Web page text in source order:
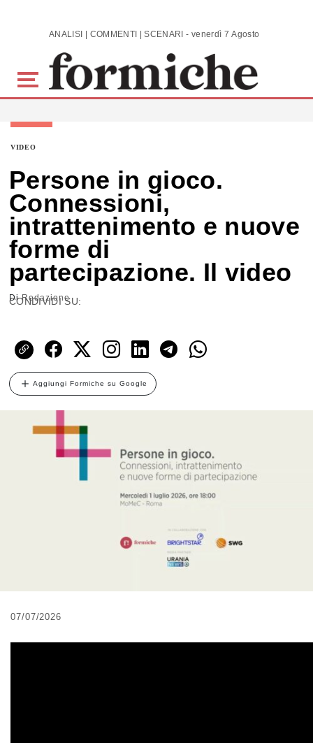
Skip to main content ANALISI | COMMENTI | SCENARI - venerdì 7 Agosto 2026
VIDEO
Persone in gioco.
Connessioni,
intrattenimento e nuove
forme di
partecipazione. Il video
DiRedazione
CONDIVIDI SU:
Aggiungi Formiche su Google
07/07/2026